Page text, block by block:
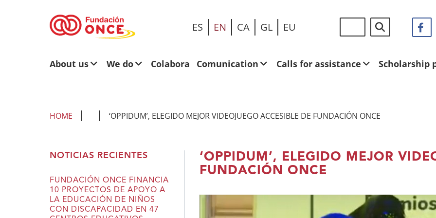
ES EN CA GL EU
en: in
About us We do Colabora Comunication Calls for assistance Scholarship
HOME ‘OPPIDUM’, ELEGIDO MEJOR VIDEOJUEGO ACCESIBLE DE FUNDACIÓN ONCE
‘OPPIDUM’, ELEGIDO MEJOR
FUNDACIÓN ONCE
NOTICIAS RECIENTES
FUNDACIÓN ONCE FINANCIA
10 PROYECTOS DE APOYO A
LA EDUCACIÓN DE NIÑOS
CON DISCAPACIDAD EN 47